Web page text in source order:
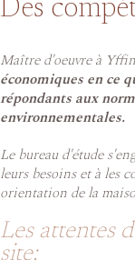
Des
Maître d'oeuvre à
économiques en ce
répondants aux
environnementales.
Le bureau d'étude
leurs besoins et à les
orientation de la
Les attentes
site: